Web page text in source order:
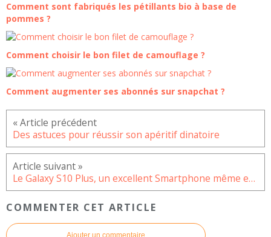
Comment sont fabriqués les pétillants bio à base de
pommes ?
Comment choisir le bon filet de camouflage ?
Comment augmenter ses abonnés sur snapchat ?
Des astuces pour réussir son apéritif dinatoire
Le Galaxy S10 Plus, un excellent Smartphone même en reconditionné
COMMENTER CET ARTICLE
Ajouter un commentaire